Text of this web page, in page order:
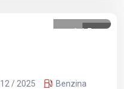
1 /5
12 / 2025 Benzina